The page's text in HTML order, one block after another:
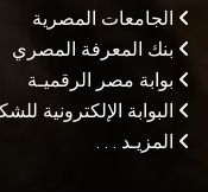
الجامعات المصرية
بنك المعرفة المصري
بوابة مصر الرقميـة
البوابة الإلكترونية
المزيـد . . .